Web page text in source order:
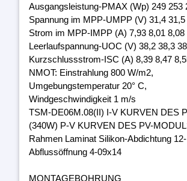
Ausgangsleistung-PMAX (Wp) 249 253
Spannung im MPP-UMPP (V) 31,4 31,5
Strom im MPP-IMPP (A) 7,93 8,01 8,08
Leerlaufspannung-UOC (V) 38,2 38,3
Kurzschlussstrom-ISC (A) 8,39 8,47
NMOT: Einstrahlung 800 W/m2,
Umgebungstemperatur 20° C,
Windgeschwindigkeit 1 m/s
TSM-DE06M.08(II) I-V KURVEN DES
(340W) P-V KURVEN DES PV-
Rahmen Laminat Silikon-Abdichtung 12-
Abflussöffnung 4-09x14
MONTAGEBOHRUNG